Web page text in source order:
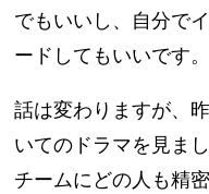
でもいいし、自分で
ードしてもいいです。
話は変わりますが、
いてのドラマを見まし
チームにどの人も精